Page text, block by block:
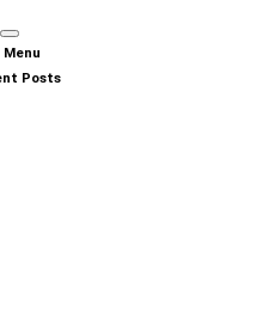
Menu
Posts